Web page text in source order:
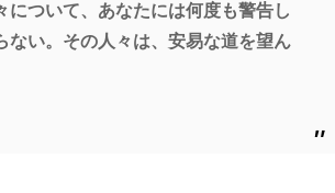
ついて、あなたには何度も警告し
ない。その人々は、安易な道を望ん